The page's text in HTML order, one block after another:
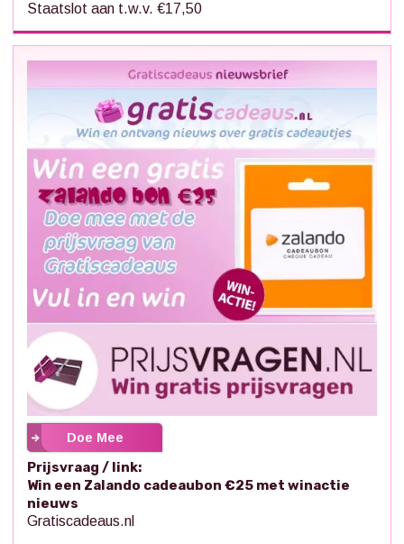
Staatslot aan t.w.v. €17,50
Doe Mee
Prijsvraag / link:
Win een Zalando cadeaubon €25 met winactie
nieuws
Gratiscadeaus.nl